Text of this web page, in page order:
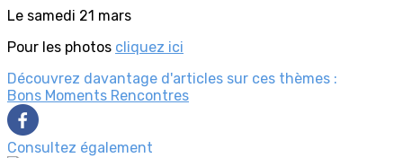
Le samedi 21 mars
Pour les photos cliquez ici
Découvrez davantage d'articles sur ces thèmes :
Bons Moments Rencontres
Consultez également